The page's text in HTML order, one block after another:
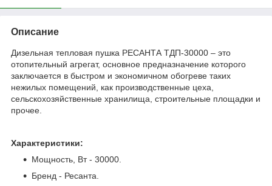
Описание
Дизельная тепловая пушка РЕСАНТА ТДП-30000 – это
отопительный агрегат, основное предназначение которого
заключается в быстром и экономичном обогреве таких
нежилых помещений, как производственные цеха,
сельскохозяйственные хранилища, строительные площадки и
прочее.
Характеристики:
Мощность, Вт - 30000.
Бренд - Ресанта.